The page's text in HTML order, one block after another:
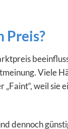
Preis?
Viele
weil sie
dennoch